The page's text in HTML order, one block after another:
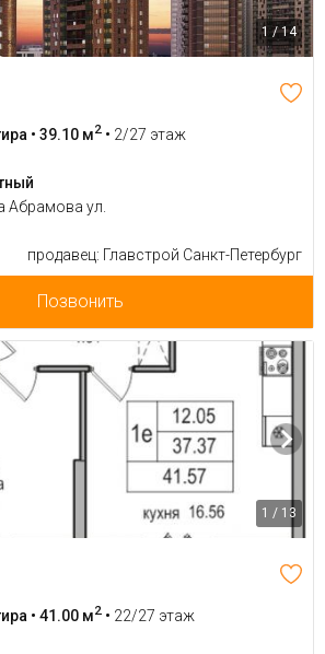
1 / 14
• 39.10 м2 • 2/27 этаж
Абрамова ул.
продавец: Главстрой Санкт-Петербург
Позвонить
1 / 13
• 41.00 м2 • 22/27 этаж